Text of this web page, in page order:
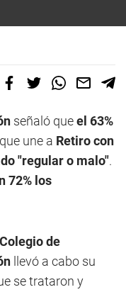
señaló queel 63%
une a Retiro con
"regular o malo".
72% los
Colegio de
llevó a cabo su
se trataron y